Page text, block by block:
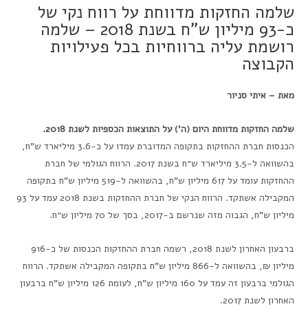
שלמה החזקות מדווחת על רווח נקי של
כ-93 מיליון ש"ח בשנת 2018 – שלמה
רושמת עליה ברווחיות בכל פעילויות
הקבוצה
מאת – איתי סניור
שלמה החזקות מדווחת היום (ה') על התוצאות הכספיות לשנת 2018.
הכנסות חברת ההחזקות בתקופה המדוברת עמדו על כ-3.6 מיליארד ש"ח,
בהשוואה ל-3.5 מיליארד ש״ח בשנת 2017. הרווח הגולמי של חברת
ההחזקות עומד על 617 מיליון ש"ח, בהשוואה ל-519 מיליון ש"ח בתקופה
המקבילה אשתקד. הרווח הנקי של חברת ההחזקות בשנת 2018 עמד על 93
מיליון ש"ח, הגבוה מזה שנרשם ב-2017, בסך של 70 מיליון ש״ח.
ברבעון האחרון לשנת 2018, רשמה חברת ההחזקות הכנסות של כ-916
מיליון ₪, בהשוואה ל-866 מיליון ש"ח בתקופה המקבילה אשתקד. הרווח
הגולמי ברבעון זה עמד על 160 מיליון ש"ח, לעומת 126 מיליון ש"ח ברבעון
האחרון לשנת 2017.